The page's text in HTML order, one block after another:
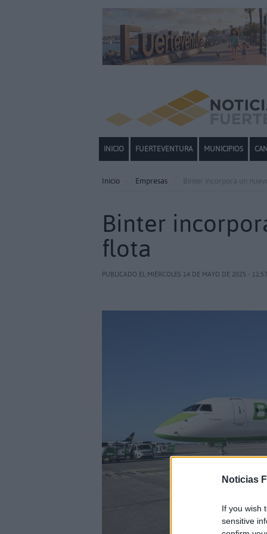
Noticias
If you wish
sensitive
INICIO FUERTEVENTURA MUNICIPIOS
Inicio Empresas Binter incorpora un
Binter
flota
PUBLICADO EL MIÉRCOLES 14 DE MAYO DE 2025 -